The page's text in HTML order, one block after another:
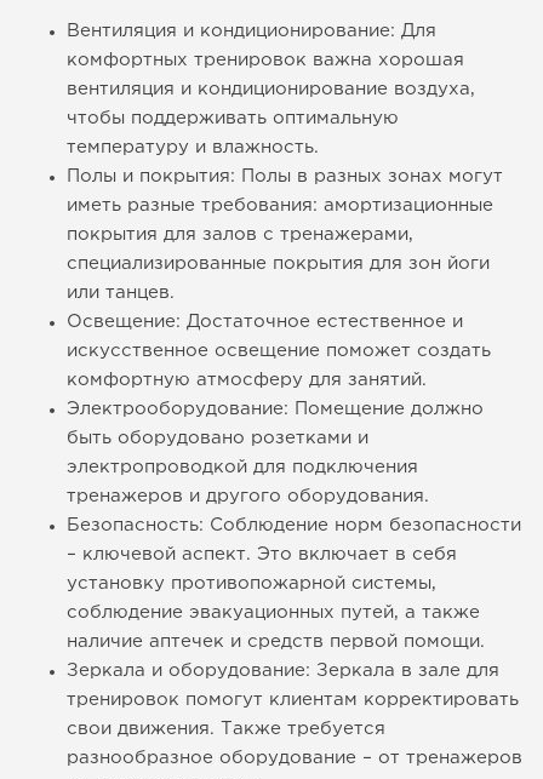
Вентиляция и кондиционирование: Для
комфортных тренировок важна хорошая
вентиляция и кондиционирование воздуха,
чтобы поддерживать оптимальную
температуру и влажность.
Полы и покрытия: Полы в разных зонах могут
иметь разные требования: амортизационные
покрытия для залов с тренажерами,
специализированные покрытия для зон йоги
или танцев.
Освещение: Достаточное естественное и
искусственное освещение поможет создать
комфортную атмосферу для занятий.
Электрооборудование: Помещение должно
быть оборудовано розетками и
электропроводкой для подключения
тренажеров и другого оборудования.
Безопасность: Соблюдение норм безопасности
– ключевой аспект. Это включает в себя
установку противопожарной системы,
соблюдение эвакуационных путей, а также
наличие аптечек и средств первой помощи.
Зеркала и оборудование: Зеркала в зале для
тренировок помогут клиентам корректировать
свои движения. Также требуется
разнообразное оборудование – от тренажеров